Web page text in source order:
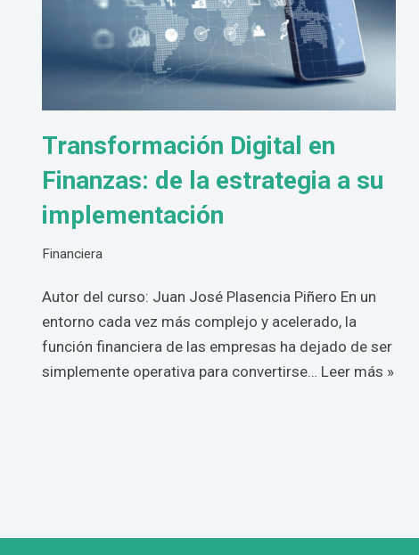
Transformación Digital en
Finanzas: de la estrategia a su
implementación
Financiera
Autor del curso: Juan José Plasencia Piñero En un
entorno cada vez más complejo y acelerado, la
función financiera de las empresas ha dejado de ser
simplemente operativa para convertirse… Leer más »